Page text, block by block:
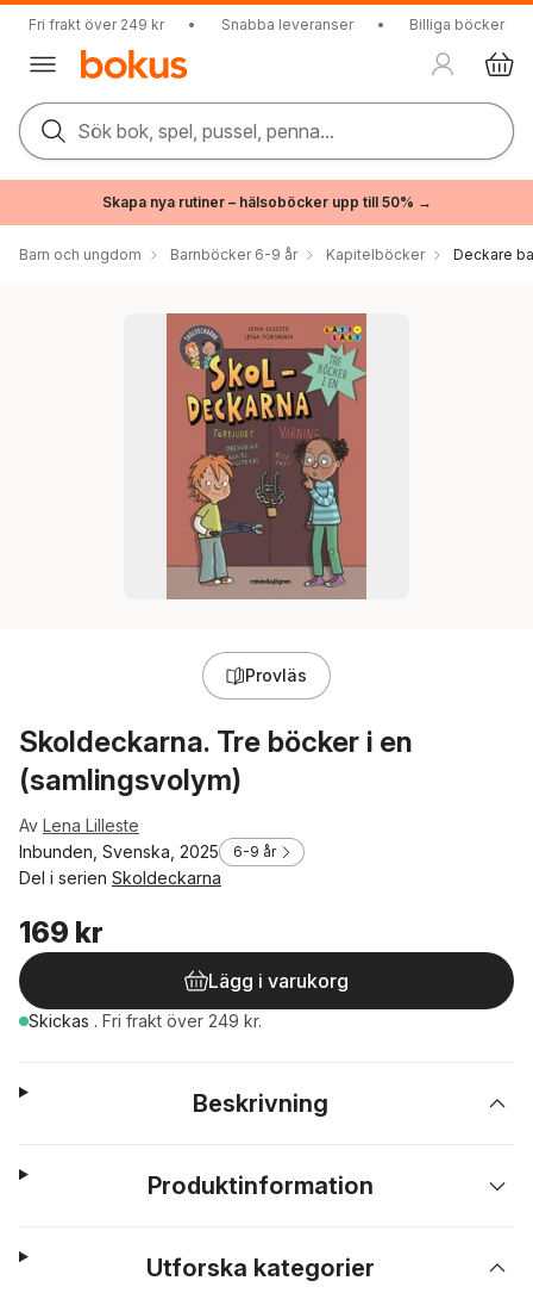
Fri frakt över 249 kr • Snabba leveranser • Billiga böcker
Sök bok, spel, pussel, penna...
Skapa nya rutiner – hälsoböcker upp till 50% →
Barn och ungdom Barnböcker 6-9 år Kapitelböcker Deckare
Provläs
Skoldeckarna. Tre böcker i en
(samlingsvolym)
Av Lena Lilleste
Inbunden, Svenska, 2025
6-9 år
Del i serien Skoldeckarna
169 kr
Lägg i varukorg
Skickas . Fri frakt över 249 kr.
Beskrivning
Produktinformation
Utforska kategorier